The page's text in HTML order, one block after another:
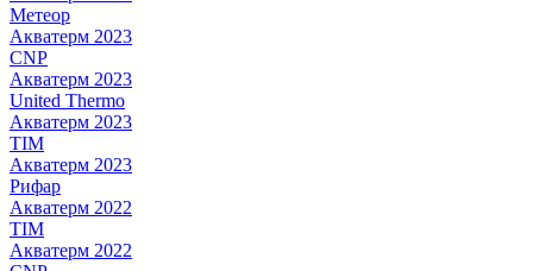
Метеор
Акватерм 2023
CNP
Акватерм 2023
United Thermo
Акватерм 2023
TIM
Акватерм 2023
Рифар
Акватерм 2022
TIM
Акватерм 2022